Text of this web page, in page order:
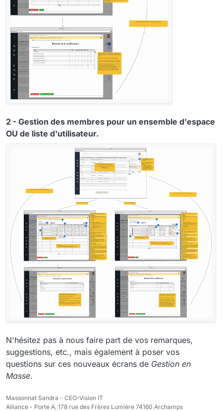
2 - Gestion des membres pour un ensemble d'espace
OU de liste d'utilisateur.
N'hésitez pas à nous faire part de vos remarques,
suggestions, etc., mais également à poser vos
questions sur ces nouveaux écrans de Gestion en
Masse.
Massonnat Sandra - CEO-Vision IT
Alliance - Porte A, 178 rue des Frères Lumière 74160 Archamps